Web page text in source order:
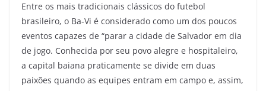
Entre os mais tradicionais clássicos do futebol
brasileiro, o Ba-Vi é considerado como um dos poucos
eventos capazes de “parar a cidade de Salvador em dia
de jogo. Conhecida por seu povo alegre e hospitaleiro,
a capital baiana praticamente se divide em duas
paixões quando as equipes entram em campo e, assim,